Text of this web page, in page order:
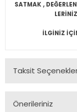
SATMAK ,
İLGİNİZ
Taksit
Önerileriniz